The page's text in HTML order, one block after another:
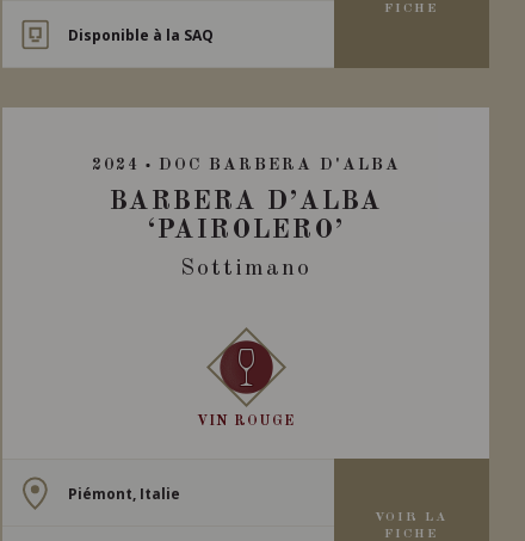
Disponible à la SAQ
FICHE
2024 DOC BARBERA D'ALBA
BARBERA D’ALBA
‘PAIROLERO’
Sottimano
VIN ROUGE
Piémont, Italie
VOIR LA
FICHE